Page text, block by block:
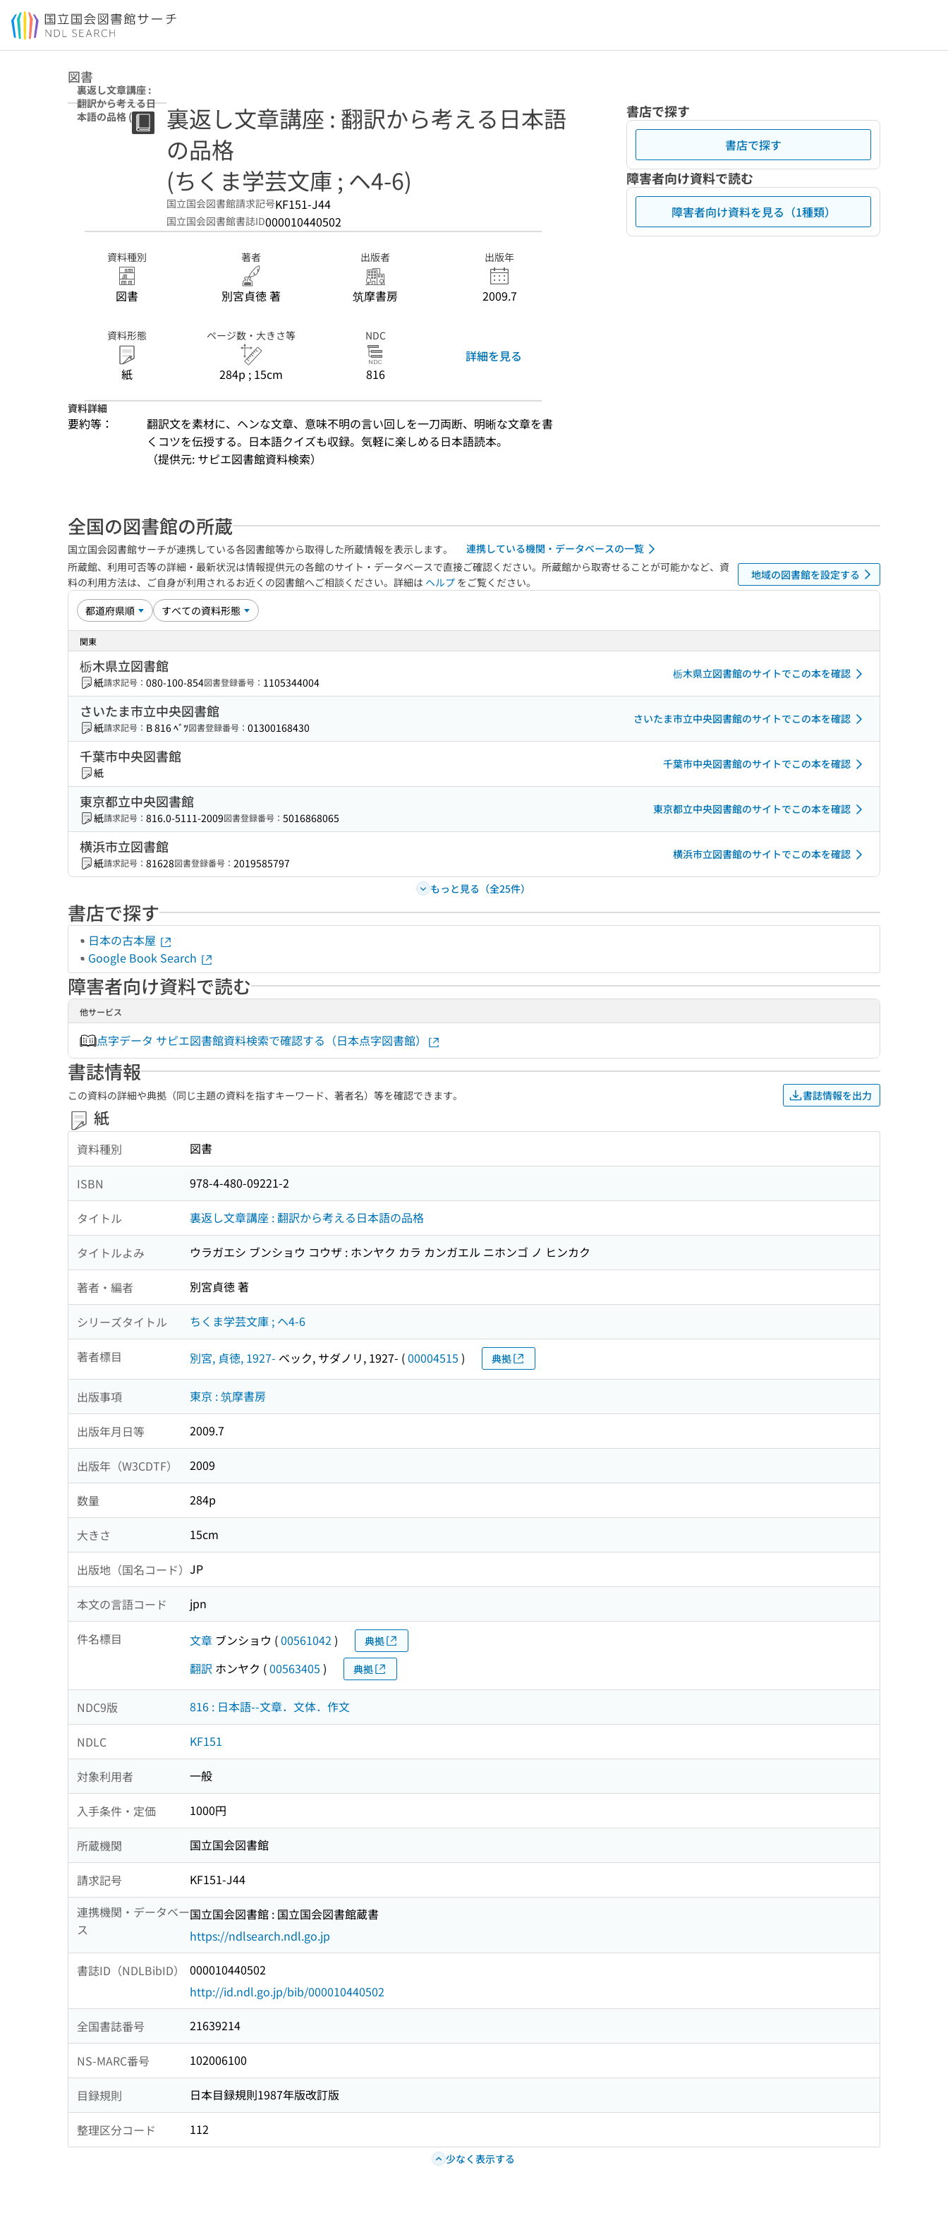
本文へ移動
図書
裏返し文章講座 :
翻訳から考える日
本語の品格 (ちく
ま学芸文庫 ; ヘ4-
裏返し文章講座 : 翻訳から考える日本語
の品格
(ちくま学芸文庫 ; ヘ4-6)
国立国会図書館請求記号KF151-J44
国立国会図書館書誌ID000010440502
資料種別
図書
著者
別宮貞徳 著
出版者
筑摩書房
出版年
2009.7
資料形態
紙
ページ数・大きさ等
284p ; 15cm
NDC
816
詳細を見る
資料詳細
要約等：
翻訳文を素材に、ヘンな文章、意味不明の言い回しを一刀両断、明晰な文章を書
くコツを伝授する。日本語クイズも収録。気軽に楽しめる日本語読本。
（提供元: サピエ図書館資料検索）
書店で探す
書店で探す
障害者向け資料で読む
障害者向け資料を見る（1種類）
全国の図書館の所蔵
国立国会図書館サーチが連携している各図書館等から取得した所蔵情報を表示します。
連携している機関・データベースの一覧
所蔵館、利用可否等の詳細・最新状況は情報提供元の各館のサイト・データベースで直接ご確認ください。所蔵館から取寄せることが可能かなど、資
料の利用方法は、ご自身が利用されるお近くの図書館へご相談ください。詳細は ヘルプ をご覧ください。
地域の図書館を設定する
関東
栃木県立図書館
紙請求記号： 080-100-854図書登録番号： 1105344004
栃木県立図書館のサイトでこの本を確認
さいたま市立中央図書館
紙請求記号： B 816 ﾍﾞﾂ図書登録番号： 01300168430
さいたま市立中央図書館のサイトでこの本を確認
千葉市中央図書館
紙
千葉市中央図書館のサイトでこの本を確認
東京都立中央図書館
紙請求記号： 816.0-5111-2009図書登録番号： 5016868065
東京都立中央図書館のサイトでこの本を確認
横浜市立図書館
紙請求記号： 81628図書登録番号： 2019585797
横浜市立図書館のサイトでこの本を確認
もっと見る（全25件）
書店で探す
日本の古本屋
Google Book Search
障害者向け資料で読む
他サービス
点字データ サピエ図書館資料検索で確認する（日本点字図書館）
書誌情報
この資料の詳細や典拠（同じ主題の資料を指すキーワード、著者名）等を確認できます。 書誌情報を出力
紙
資料種別 図書
ISBN 978-4-480-09221-2
タイトル 裏返し文章講座 : 翻訳から考える日本語の品格
タイトルよみ ウラガエシ ブンショウ コウザ : ホンヤク カラ カンガエル ニホンゴ ノ ヒンカク
著者・編者 別宮貞徳 著
シリーズタイトル ちくま学芸文庫 ; ヘ4-6
著者標目 別宮, 貞徳, 1927- ベック, サダノリ, 1927- (00004515 ) 典拠
出版事項 東京 : 筑摩書房
出版年月日等 2009.7
出版年（W3CDTF） 2009
数量 284p
大きさ 15cm
出版地（国名コード） JP
本文の言語コード jpn
件名標目 文章 ブンショウ (00561042 ) 典拠
翻訳 ホンヤク (00563405 ) 典拠
NDC9版 816 : 日本語--文章．文体．作文
NDLC KF151
対象利用者 一般
入手条件・定価 1000円
所蔵機関 国立国会図書館
請求記号
KF151-J44
連携機関・データベー
ス
国立国会図書館 : 国立国会図書館蔵書
https://ndlsearch.ndl.go.jp
書誌ID（NDLBibID）
000010440502
http://id.ndl.go.jp/bib/000010440502
全国書誌番号 21639214
NS-MARC番号 102006100
目録規則 日本目録規則1987年版改訂版
整理区分コード 112
少なく表示する